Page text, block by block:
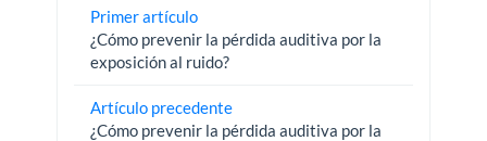
Primer artículo
¿Cómo prevenir la pérdida auditiva por la
exposición al ruido?
Artículo precedente
¿Cómo prevenir la pérdida auditiva por la